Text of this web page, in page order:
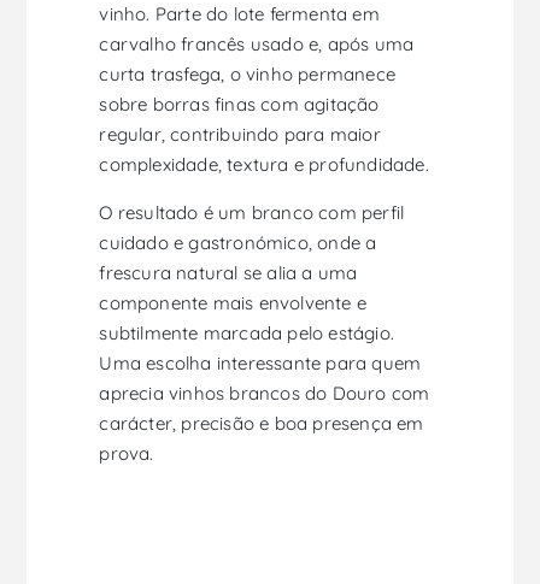
vinho. Parte do lote fermenta em
carvalho francês usado e, após uma
curta trasfega, o vinho permanece
sobre borras finas com agitação
regular, contribuindo para maior
complexidade, textura e profundidade.
O resultado é um branco com perfil
cuidado e gastronómico, onde a
frescura natural se alia a uma
componente mais envolvente e
subtilmente marcada pelo estágio.
Uma escolha interessante para quem
aprecia vinhos brancos do Douro com
carácter, precisão e boa presença em
prova.